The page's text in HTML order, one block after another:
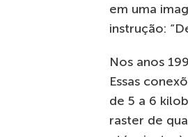
em uma
instrução:
Nos anos
Essas
de 5 a 6
raster de